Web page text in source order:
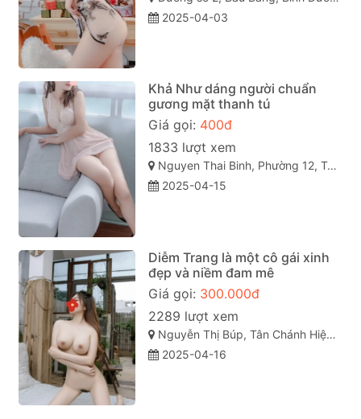
2025-04-03
Khả Như dáng người chuẩn
gương mặt thanh tú
Giá gọi: 400đ
1833 lượt xem
Nguyen Thai Binh, Phường 12, Tân Bình, Thành phố Hồ Chí Minh
2025-04-15
Diễm Trang là một cô gái xinh
đẹp và niềm đam mê
Giá gọi: 300.000đ
2289 lượt xem
Nguyễn Thị Búp, Tân Chánh Hiệp, Quận 12, Thành phố Hồ Chí Minh
2025-04-16